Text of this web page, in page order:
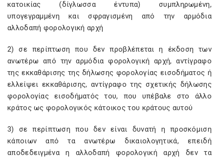
κατοικίας (δίγλωσσα έντυπα) συμπληρωμένη,
υπογεγραμμένη και σφραγισμένη από την αρμόδια
αλλοδαπή φορολογική αρχή
2) σε περίπτωση που δεν προβλέπεται η έκδοση των
ανωτέρω από την αρμόδια φορολογική αρχή, αντίγραφο
της εκκαθάρισης της δήλωσης φορολογίας εισοδήματος ή
ελλείψει εκκαθάρισης, αντίγραφο της σχετικής δήλωσης
φορολογίας εισοδήματός του, που υπέβαλε στο άλλο
κράτος ως φορολογικός κάτοικος του κράτους αυτού
3) σε περίπτωση που δεν είναι δυνατή η προσκόμιση
κάποιων από τα ανωτέρω δικαιολογητικά, επειδή
αποδεδειγμένα η αλλοδαπή φορολογική αρχή δεν τα